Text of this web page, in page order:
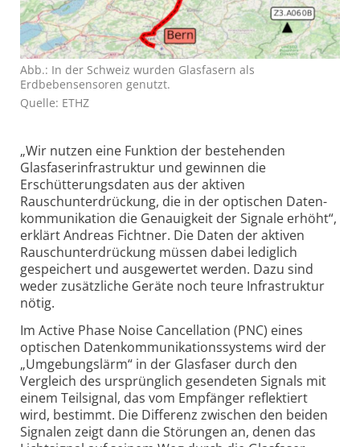
Abb.: In der Schweiz wurden Glasfasern als
Erdbebensensoren genutzt.
Quelle: ETHZ
„Wir nutzen eine Funktion der bestehenden
Glasfaser­infrastruktur und gewinnen die
Erschütterungs­daten aus der aktiven
Rauschunterdrückung, die in der optischen Daten­
kommunikation die Genauigkeit der Signale erhöht“,
erklärt Andreas Fichtner. Die Daten der aktiven
Rausch­unterdrückung müssen dabei lediglich
gespeichert und ausgewertet werden. Dazu sind
weder zusätzliche Geräte noch teure Infrastruktur
nötig.
Im Active Phase Noise Cancellation (PNC) eines
optischen Datenkommuni­kationssystems wird der
„Umgebungslärm“ in der Glasfaser durch den
Vergleich des ursprünglich gesendeten Signals mit
einem Teilsignal, das vom Empfänger reflektiert
wird, bestimmt. Die Differenz zwischen den beiden
Signalen zeigt dann die Störungen an, denen das